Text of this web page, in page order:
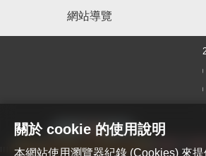
網站導覽
關於 cookie 的使用說明
本網站使用瀏覽器紀錄 (Cookies) 來